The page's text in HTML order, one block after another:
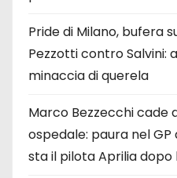
Pride di Milano, bufera
Pezzotti contro Salvini:
minaccia di querela
Marco Bezzecchi cade
ospedale: paura nel
sta il pilota Aprilia dopo